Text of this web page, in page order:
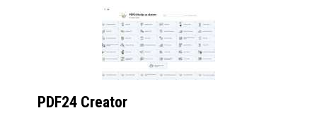
PDF24 Creator